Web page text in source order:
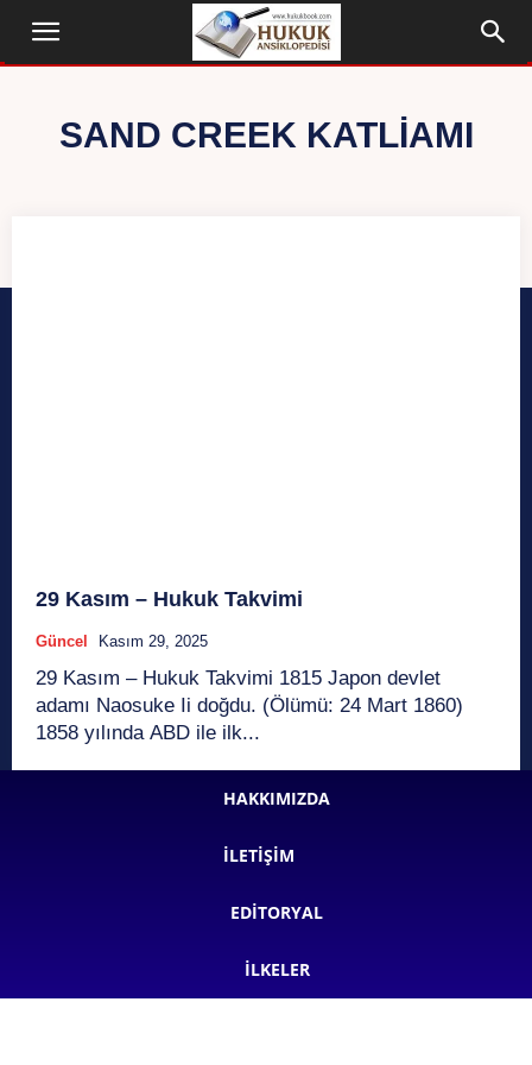
SAND CREEK KATLIAMI
29 Kasım – Hukuk Takvimi
Güncel Kasım 29, 2025
29 Kasım – Hukuk Takvimi 1815 Japon devlet
adamı Naosuke Ii doğdu. (Ölümü: 24 Mart 1860)
1858 yılında ABD ile ilk...
HAKKIMIZDA
İLETIŞIM
EDITORYAL
İLKELER